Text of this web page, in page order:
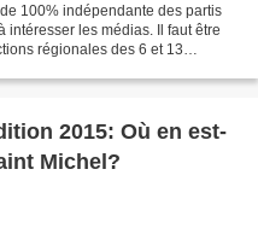
100% indépendante des partis
les médias. Il faut être
régionales des 6 et 13
2015: Où en est-
Michel?